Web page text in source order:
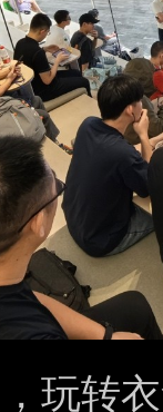
，玩转